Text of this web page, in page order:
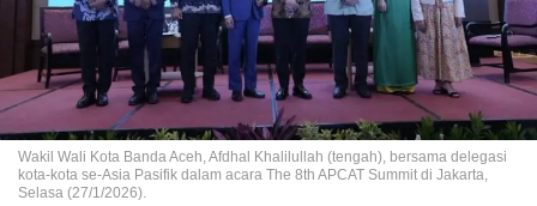
Wakil Wali Kota Banda Aceh, Afdhal Khalilullah (tengah), bersama delegasi
kota-kota se-Asia Pasifik dalam acara The 8th APCAT Summit di Jakarta,
Selasa (27/1/2026).